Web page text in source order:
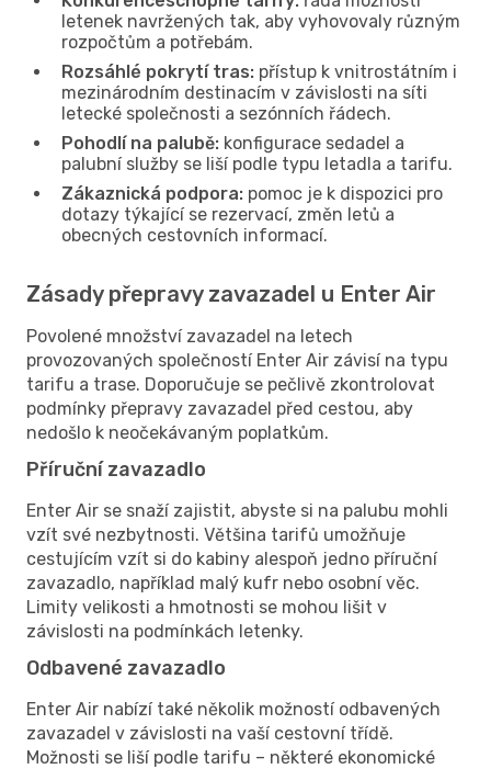
letenek navržených tak, aby vyhovovaly různým
rozpočtům a potřebám.
Rozsáhlé pokrytí tras: přístup k vnitrostátním i
mezinárodním destinacím v závislosti na síti
letecké společnosti a sezónních řádech.
Pohodlí na palubě: konfigurace sedadel a
palubní služby se liší podle typu letadla a tarifu.
Zákaznická podpora: pomoc je k dispozici pro
dotazy týkající se rezervací, změn letů a
obecných cestovních informací.
Zásady přepravy zavazadel u Enter Air
Povolené množství zavazadel na letech
provozovaných společností Enter Air závisí na typu
tarifu a trase. Doporučuje se pečlivě zkontrolovat
podmínky přepravy zavazadel před cestou, aby
nedošlo k neočekávaným poplatkům.
Příruční zavazadlo
Enter Air se snaží zajistit, abyste si na palubu mohli
vzít své nezbytnosti. Většina tarifů umožňuje
cestujícím vzít si do kabiny alespoň jedno příruční
zavazadlo, například malý kufr nebo osobní věc.
Limity velikosti a hmotnosti se mohou lišit v
závislosti na podmínkách letenky.
Odbavené zavazadlo
Enter Air nabízí také několik možností odbavených
zavazadel v závislosti na vaší cestovní třídě.
Možnosti se liší podle tarifu – některé ekonomické